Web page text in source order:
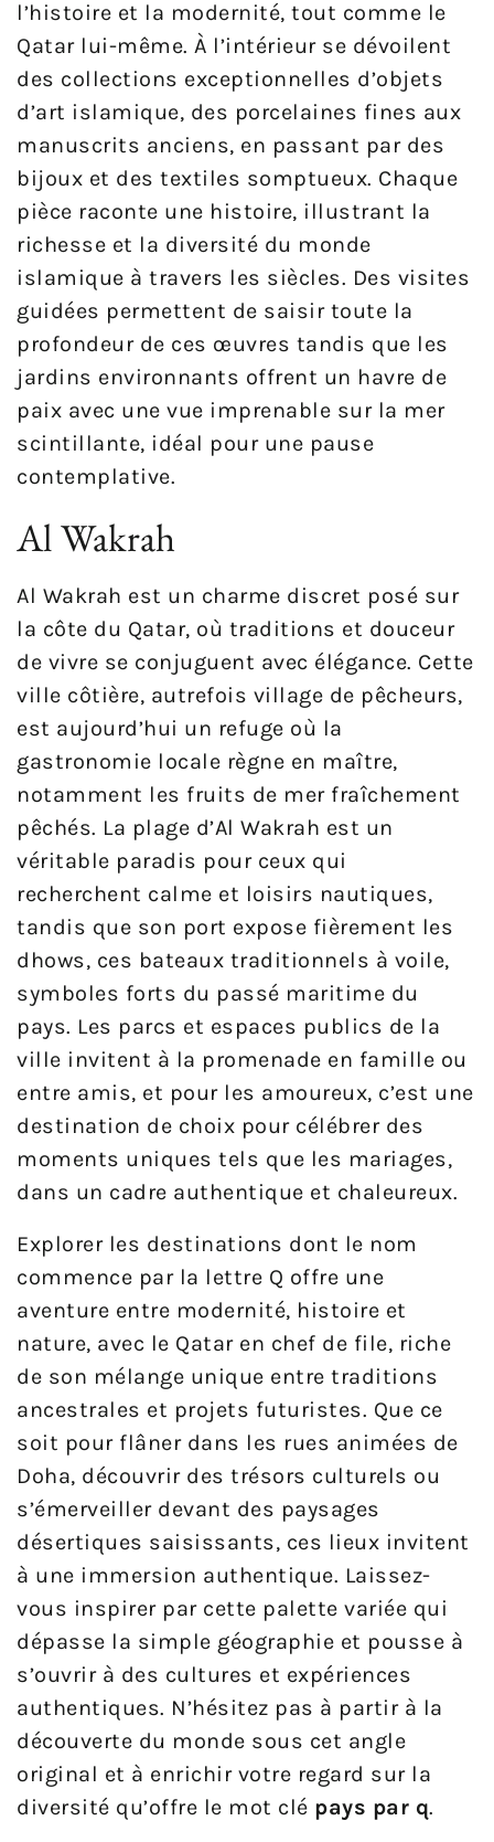
l’histoire et la modernité, tout comme le
Qatar lui-même. À l’intérieur se dévoilent
des collections exceptionnelles d’objets
d’art islamique, des porcelaines fines aux
manuscrits anciens, en passant par des
bijoux et des textiles somptueux. Chaque
pièce raconte une histoire, illustrant la
richesse et la diversité du monde
islamique à travers les siècles. Des visites
guidées permettent de saisir toute la
profondeur de ces œuvres tandis que les
jardins environnants offrent un havre de
paix avec une vue imprenable sur la mer
scintillante, idéal pour une pause
contemplative.
Al Wakrah
Al Wakrah est un charme discret posé sur
la côte du Qatar, où traditions et douceur
de vivre se conjuguent avec élégance. Cette
ville côtière, autrefois village de pêcheurs,
est aujourd’hui un refuge où la
gastronomie locale règne en maître,
notamment les fruits de mer fraîchement
pêchés. La plage d’Al Wakrah est un
véritable paradis pour ceux qui
recherchent calme et loisirs nautiques,
tandis que son port expose fièrement les
dhows, ces bateaux traditionnels à voile,
symboles forts du passé maritime du
pays. Les parcs et espaces publics de la
ville invitent à la promenade en famille ou
entre amis, et pour les amoureux, c’est une
destination de choix pour célébrer des
moments uniques tels que les mariages,
dans un cadre authentique et chaleureux.
Explorer les destinations dont le nom
commence par la lettre Q offre une
aventure entre modernité, histoire et
nature, avec le Qatar en chef de file, riche
de son mélange unique entre traditions
ancestrales et projets futuristes. Que ce
soit pour flâner dans les rues animées de
Doha, découvrir des trésors culturels ou
s’émerveiller devant des paysages
désertiques saisissants, ces lieux invitent
à une immersion authentique. Laissez-
vous inspirer par cette palette variée qui
dépasse la simple géographie et pousse à
s’ouvrir à des cultures et expériences
authentiques. N’hésitez pas à partir à la
découverte du monde sous cet angle
original et à enrichir votre regard sur la
diversité qu’offre le mot clé pays par q.